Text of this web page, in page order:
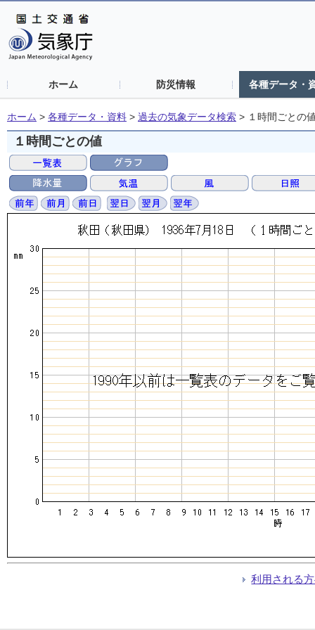
ホーム 防災情報 各種データ・
ホーム > 各種データ・資料 > 過去の気象データ検索 > １時間ごとの
１時間ごとの値
利用される